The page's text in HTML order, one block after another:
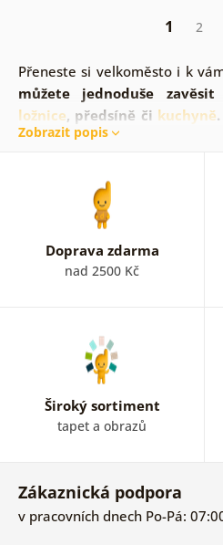
1 2
Přeneste si velkoměsto i k
můžete jednoduše
ložnice, předsíně či kuchyně.
doma nádherné scenérie
červená telefonní
zajímají stavby Londýna,
věže známé jako
Big Ben
interiér.
Zobrazit popis
Doprava zdarma
nad 2500 Kč
Široký sortiment
tapet a obrazů
Zákaznická podpora
v pracovních dnech Po-Pá: